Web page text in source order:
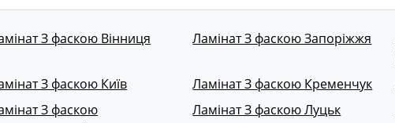
З фаскою Вінниця Ламінат З фаскою Запоріжжя
З фаскою Київ
Ламінат З фаскою Кременчук
З фаскою
Ламінат З фаскою Луцьк